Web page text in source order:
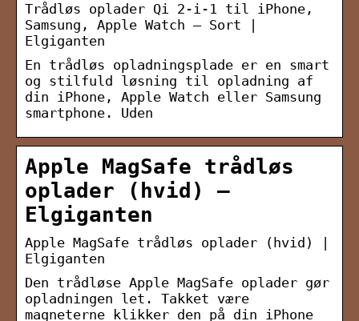
Trådløs oplader Qi 2-i-1 til iPhone,
Samsung, Apple Watch – Sort |
Elgiganten
En trådløs opladningsplade er en smart
og stilfuld løsning til opladning af
din iPhone, Apple Watch eller Samsung
smartphone. Uden
Apple MagSafe trådløs
oplader (hvid) –
Elgiganten
Apple MagSafe trådløs oplader (hvid) |
Elgiganten
Den trådløse Apple MagSafe oplader gør
opladningen let. Takket være
magneterne klikker den på din iPhone